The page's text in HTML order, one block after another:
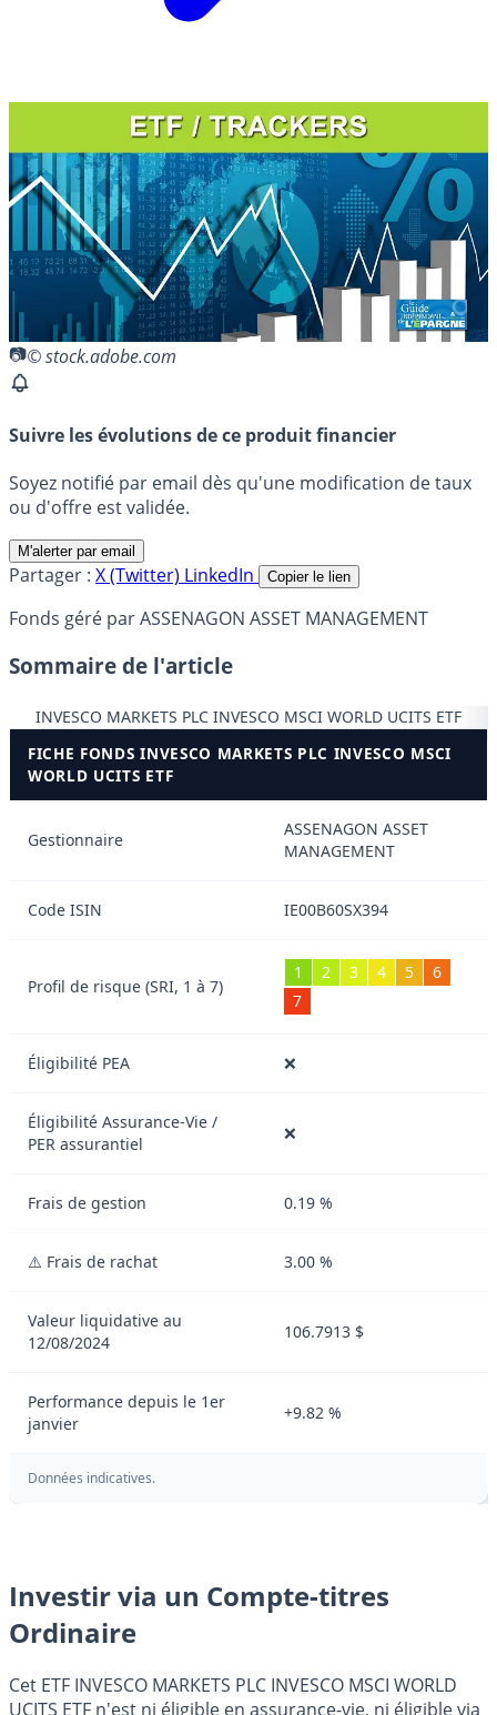
© stock.adobe.com
Suivre les évolutions de ce produit financier
Soyez notifié par email dès qu'une modification de taux
ou d'offre est validée.
M'alerter par email
Partager : X (Twitter) LinkedIn Copier le lien
Fonds géré par ASSENAGON ASSET MANAGEMENT
Sommaire de l'article
INVESCO MARKETS PLC INVESCO MSCI WORLD UCITS ETF
FICHE FONDS INVESCO MARKETS PLC INVESCO MSCI
WORLD UCITS ETF
Gestionnaire
ASSENAGON ASSET
MANAGEMENT
Code ISIN IE00B60SX394
Profil de risque (SRI, 1 à 7)
1 2 3 4 5
6
7
Éligibilité PEA ❌
Éligibilité Assurance-Vie /
PER assurantiel
❌
Frais de gestion 0.19 %
⚠️ Frais de rachat 3.00 %
Valeur liquidative au
12/08/2024
106.7913 $
Performance depuis le 1er
janvier
+9.82 %
Données indicatives.
Investir via un Compte-titres
Ordinaire
Cet ETF INVESCO MARKETS PLC INVESCO MSCI WORLD
UCITS ETF n'est ni éligible en assurance-vie, ni éligible via